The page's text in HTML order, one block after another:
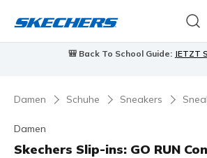
🎒 Back To School Guide:JETZT SHOPPEN
Damen Schuhe Sneakers
Damen
Skechers Slip-ins: GO RUN